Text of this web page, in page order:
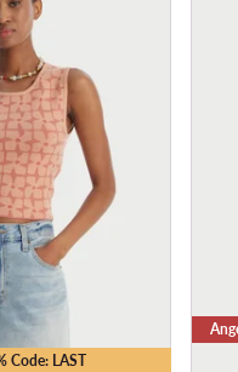
Code: LAST